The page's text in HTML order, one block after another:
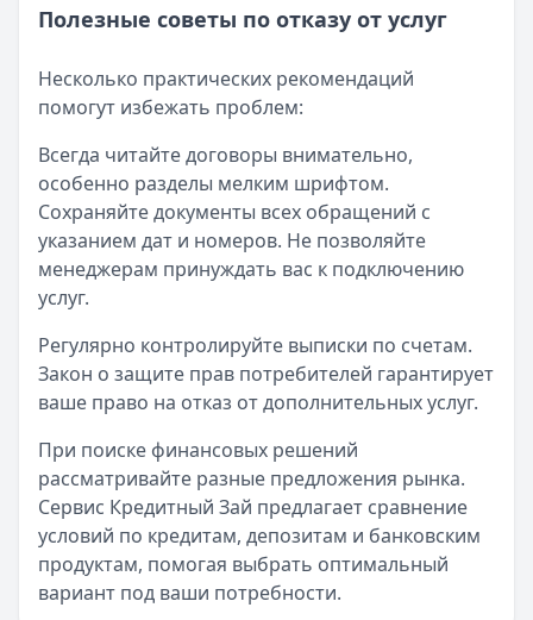
Полезные советы по отказу от услуг
Несколько практических рекомендаций
помогут избежать проблем:
Всегда читайте договоры внимательно,
особенно разделы мелким шрифтом.
Сохраняйте документы всех обращений с
указанием дат и номеров. Не позволяйте
менеджерам принуждать вас к подключению
услуг.
Регулярно контролируйте выписки по счетам.
Закон о защите прав потребителей гарантирует
ваше право на отказ от дополнительных услуг.
При поиске финансовых решений
рассматривайте разные предложения рынка.
Сервис Кредитный Зай предлагает сравнение
условий по кредитам, депозитам и банковским
продуктам, помогая выбрать оптимальный
вариант под ваши потребности.